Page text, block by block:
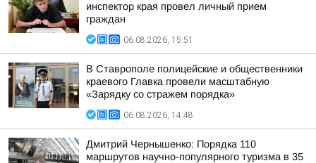
инспектор края провел личный прием
граждан
06.08.2026, 15:51
В Ставрополе полицейские и общественники
краевого Главка провели масштабную
«Зарядку со стражем порядка»
06.08.2026, 14:48
Дмитрий Чернышенко: Порядка 110
маршрутов научно-популярного туризма в 35